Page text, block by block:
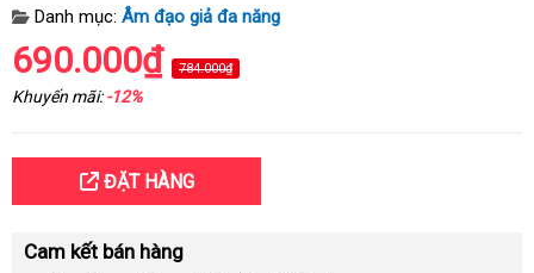
Danh mục: Âm đạo giả đa năng
690.000₫ 784.000₫
Khuyến mãi:-12%
ĐẶT HÀNG
Cam kết bán hàng